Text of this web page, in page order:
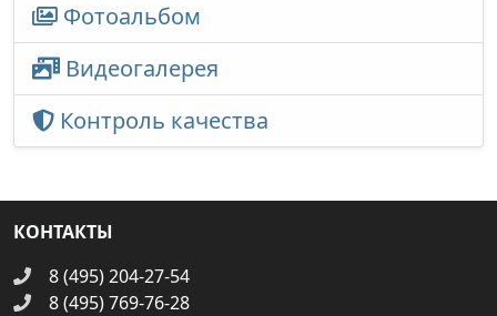
Фотоальбом
Видеогалерея
Контроль качества
КОНТАКТЫ
8 (495) 204-27-54
8 (495) 769-76-28